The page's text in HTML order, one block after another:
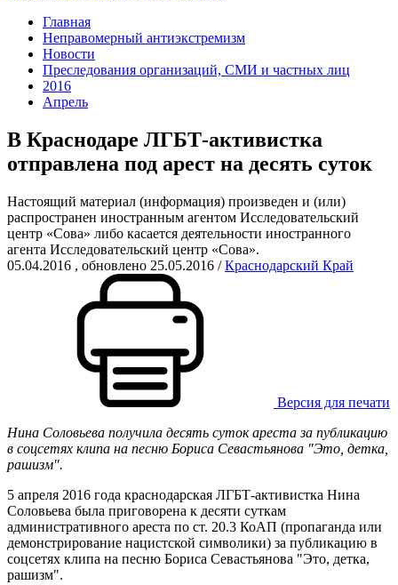
Главная
Неправомерный антиэкстремизм
Новости
Преследования организаций, СМИ и частных лиц
2016
Апрель
В Краснодаре ЛГБТ-активистка
отправлена под арест на десять суток
Настоящий материал (информация) произведен и (или)
распространен иностранным агентом Исследовательский
центр «Сова» либо касается деятельности иностранного
агента Исследовательский центр «Сова».
05.04.2016 , обновлено 25.05.2016 /Краснодарский Край
Версия для печати
Нина Соловьева получила десять суток ареста за публикацию
в соцсетях клипа на песню Бориса Севастьянова "Это, детка,
рашизм".
5 апреля 2016 года краснодарская ЛГБТ-активистка Нина
Соловьева была приговорена к десяти суткам
административного ареста по ст. 20.3 КоАП (пропаганда или
демонстрирование нацистской символики) за публикацию в
соцсетях клипа на песню Бориса Севастьянова "Это, детка,
рашизм".